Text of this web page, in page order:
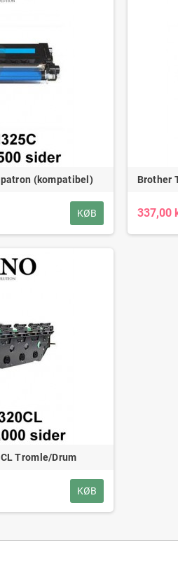
(kompatibel)
KØB
Brother
337,00
Tromle/Drum
KØB